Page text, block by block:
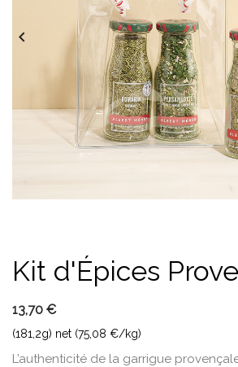

Kit d'Épices
13,70 €
(181,2g) net (75,08 €/kg)
L’authenticité de la garrigue